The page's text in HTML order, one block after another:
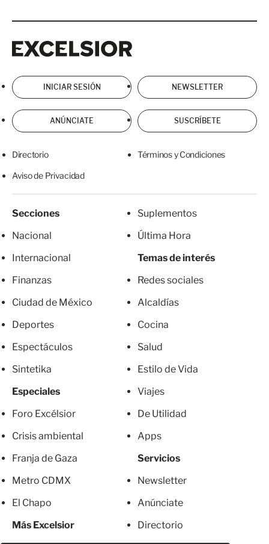
INICIAR SESIÓN NEWSLETTER
ANÚNCIATE SUSCRÍBETE
Directorio Términos y Condiciones
Aviso de Privacidad
Secciones
Nacional
Internacional
Finanzas
Ciudad de México
Deportes
Espectáculos
Sintetika
Especiales
Foro Excélsior
Crisis ambiental
Franja de Gaza
Metro CDMX
El Chapo
Más Excelsior
Suplementos
Última Hora
Temas de interés
Redes sociales
Alcaldías
Cocina
Salud
Estilo de Vida
Viajes
De Utilidad
Apps
Servicios
Newsletter
Anúnciate
Directorio